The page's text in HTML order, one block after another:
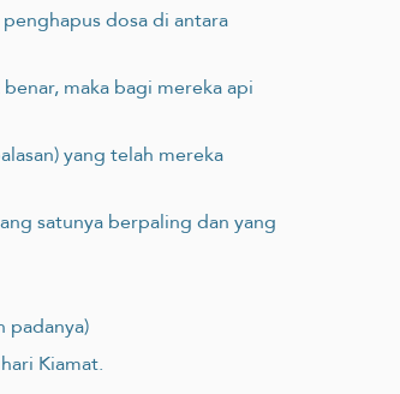
dosa di antara
maka bagi mereka api
yang telah mereka
satunya berpaling dan yang
padanya)
Kiamat.